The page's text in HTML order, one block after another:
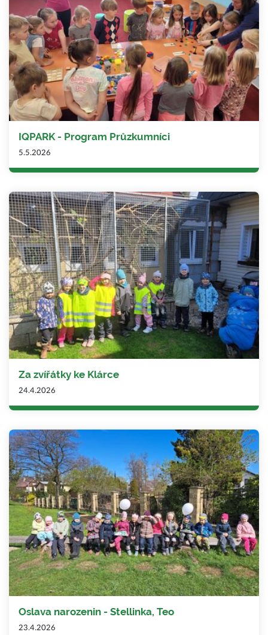
IQPARK - Program Průzkumníci
5.5.2026
Za zvířátky ke Klárce
24.4.2026
Oslava narozenin - Stellinka, Teo
23.4.2026